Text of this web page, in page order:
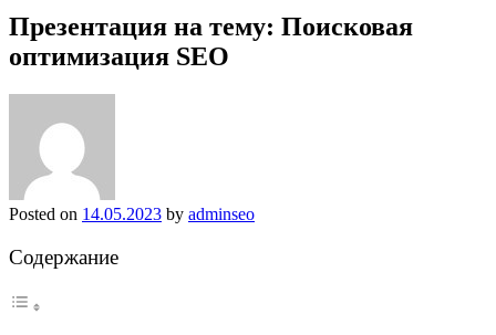
Презентация на тему: Поисковая
оптимизация SEO
Posted on 14.05.2023 by adminseo
Содержание